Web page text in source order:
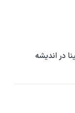
در اندیشه